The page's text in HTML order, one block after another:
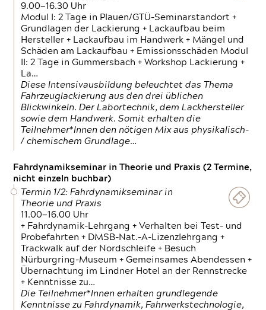
9.00—16.30 Uhr
Modul I: 2 Tage in Plauen/GTÜ-Seminarstandort +
Grundlagen der Lackierung + Lackaufbau beim
Hersteller + Lackaufbau im Handwerk + Mängel und
Schäden am Lackaufbau + Emissionsschäden Modul
II: 2 Tage in Gummersbach + Workshop Lackierung +
La…
Diese Intensivausbildung beleuchtet das Thema
Fahrzeuglackierung aus den drei üblichen
Blickwinkeln. Der Labortechnik, dem Lackhersteller
sowie dem Handwerk. Somit erhalten die
Teilnehmer*Innen den nötigen Mix aus physikalisch-
/ chemischem Grundlage…
Fahrdynamikseminar in Theorie und Praxis (2 Termine,
nicht einzeln buchbar)
Termin 1/2: Fahrdynamikseminar in
Theorie und Praxis
11.00—16.00 Uhr
+ Fahrdynamik-Lehrgang + Verhalten bei Test- und
Probefahrten + DMSB-Nat.-A-Lizenzlehrgang +
Trackwalk auf der Nordschleife + Besuch
Nürburgring-Museum + Gemeinsames Abendessen +
Übernachtung im Lindner Hotel an der Rennstrecke
+ Kenntnisse zu…
Die Teilnehmer*Innen erhalten grundlegende
Kenntnisse zu Fahrdynamik, Fahrwerkstechnologie,